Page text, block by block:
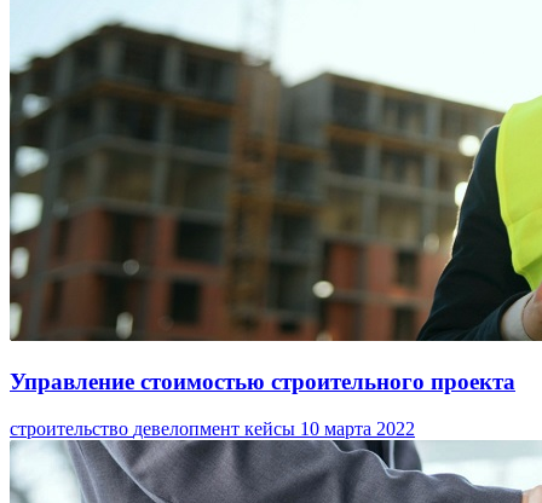
Управление стоимостью строительного проекта
строительство девелопмент кейсы 10 марта 2022